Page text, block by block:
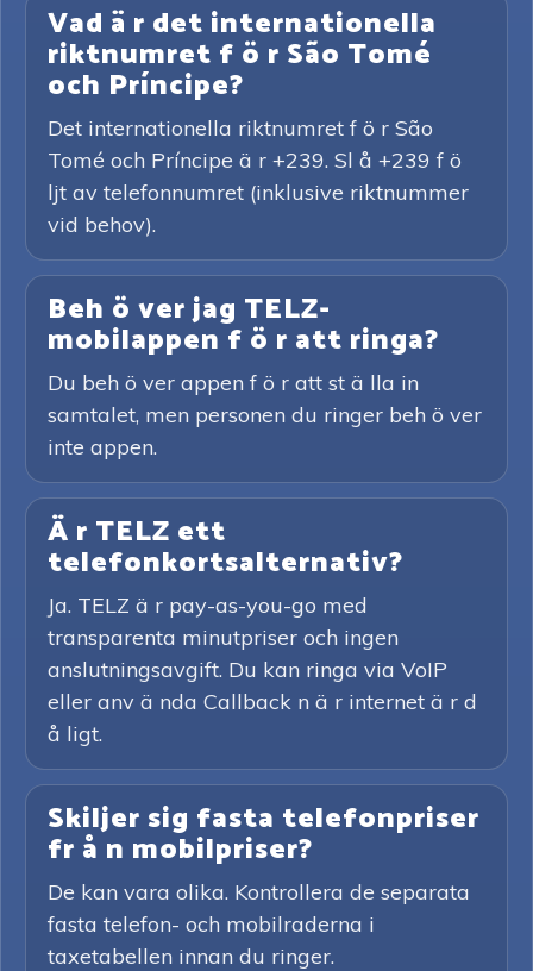
Vad ä r det internationella
riktnumret f ö r São Tomé
och Príncipe?
Det internationella riktnumret f ö r São
Tomé och Príncipe ä r +239. Sl å +239 f ö
ljt av telefonnumret (inklusive riktnummer
vid behov).
Beh ö ver jag TELZ-
mobilappen f ö r att ringa?
Du beh ö ver appen f ö r att st ä lla in
samtalet, men personen du ringer beh ö ver
inte appen.
Ä r TELZ ett
telefonkortsalternativ?
Ja. TELZ ä r pay-as-you-go med
transparenta minutpriser och ingen
anslutningsavgift. Du kan ringa via VoIP
eller anv ä nda Callback n ä r internet ä r d
å ligt.
Skiljer sig fasta telefonpriser
fr å n mobilpriser?
De kan vara olika. Kontrollera de separata
fasta telefon- och mobilraderna i
taxetabellen innan du ringer.